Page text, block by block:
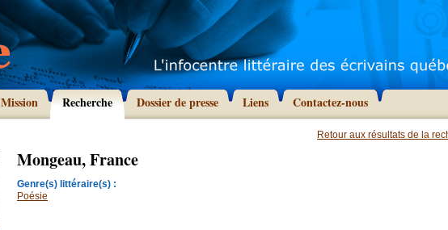
Mission Recherche Dossier de presse Liens Contactez-nous
Retour aux résultats de la
Mongeau, France
Genre(s) littéraire(s) :
Poésie